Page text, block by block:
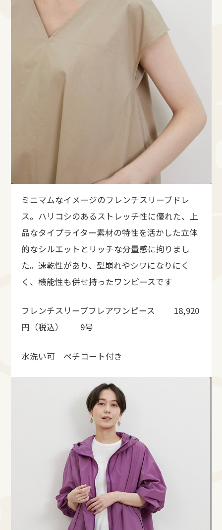
ミニマムなイメージのフレンチスリーブドレ
ス。ハリコシのあるストレッチ性に優れた、上
品なタイプライター素材の特性を活かした立体
的なシルエットとリッチな分量感に拘りまし
た。速乾性があり、型崩れやシワになりにく
く、機能性も併せ持ったワンピースです
フレンチスリーブフレアワンピース 18,920
円（税込） 9号
水洗い可 ペチコート付き